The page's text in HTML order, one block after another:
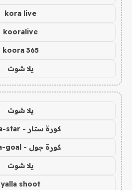
kora live
kooralive
koora 365
يلا شوت
يلا شوت
كورة ستار - koora-star
كورة جول - koora-goal
يلا شوت
yalla shoot